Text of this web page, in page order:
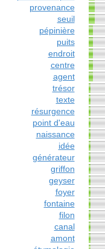
provenance
seuil
pépinière
puits
endroit
centre
agent
trésor
texte
résurgence
point d'eau
naissance
idée
générateur
griffon
geyser
foyer
fontaine
filon
canal
amont